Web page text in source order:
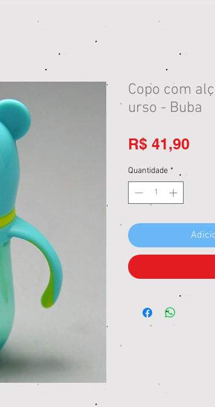
Copo com
urso - Buba
R$ 41,90
Quantidade *